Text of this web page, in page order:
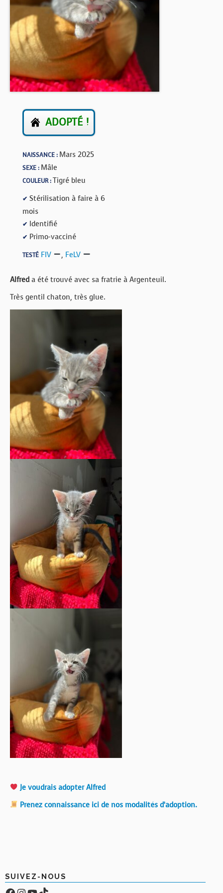
BOUTIQUE
FORUM
ADOPTÉ !
NAISSANCE : Mars 2025
SEXE : Mâle
COULEUR :Tigré bleu
✔ Stérilisation à faire à 6
mois
✔ Identifié
✔ Primo-vacciné
TESTÉ FIV , FeLV
Alfreda été trouvé avec sa fratrie à Argenteuil.
Très gentil chaton, très glue.
Je voudrais adopter Alfred
Prenez connaissance ici de nos modalités d’adoption.
SUIVEZ-NOUS